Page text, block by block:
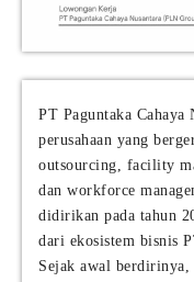
PT Paguntaka Cahaya
perusahaan yang
outsourcing, facility
dan workforce
didirikan pada tahun
dari ekosistem bisnis
Sejak awal berdirinya,